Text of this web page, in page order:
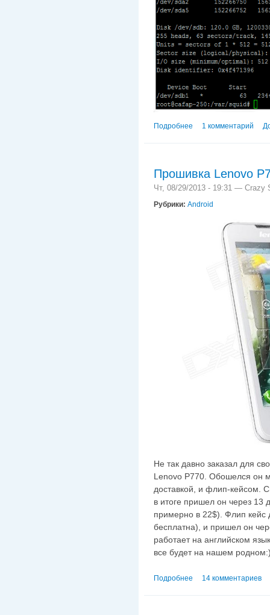
Подробнее о Подключаем новый
1 комментарий
Прошивка Lenovo
Чт, 08/29/2013 - 19:31 — Crazy
Рубрики: Android
Не так давно заказал для
Lenovo P770. Обошелся он
доставкой, и флип-кейсом.
в итоге пришел он через 13
примерно в 22$). Флип кейс
бесплатна), и пришел он
работает на английском
все будет на нашем
Подробнее о Прошивка Lenovo
14 комментариев